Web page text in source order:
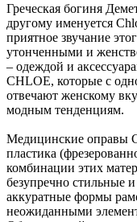
Греческая богиня
другому именуется
приятное звучание
утонченными и
– одеждой и
CHLOE, которые с
отвечают женскому
модным тенденциям.
Медицинские оправы
пластика
комбинации этих
безупречно стильные
аккуратные формы
неожиданными